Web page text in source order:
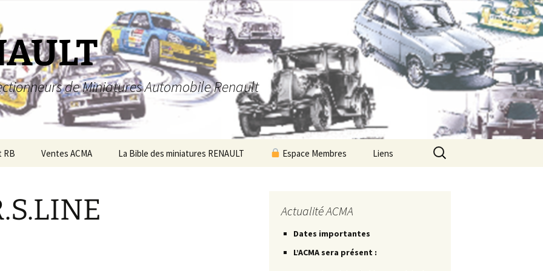
de Miniatures Automobile Renault
RB Ventes ACMA La Bible des miniatures RENAULT Espace Membres
Les Petites Routes
Les Petites Fiches
Liens
Rechercher :
Actualité ACMA
Dates importantes
L’ACMA sera présent :